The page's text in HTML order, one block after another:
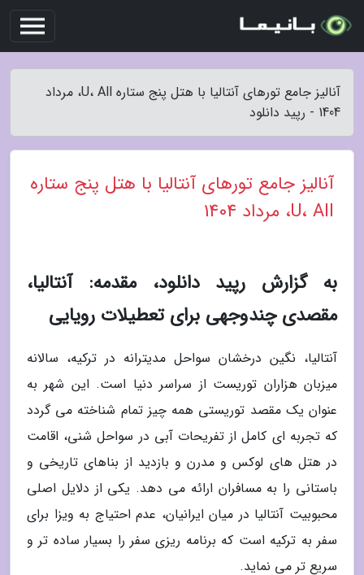
آنالیز جامع تورهای آنتالیا با هتل پنج ستاره U، All، مرداد
1404 - رپید دانلود
آنالیز جامع تورهای آنتالیا با هتل پنج ستاره
U، All، مرداد 1404
به گزارش رپید دانلود، مقدمه: آنتالیا،
مقصدی چندوجهی برای تعطیلات رویایی
آنتالیا، نگین درخشان سواحل مدیترانه در ترکیه، سالانه
میزبان هزاران توریست از سراسر دنیا است. این شهر به
عنوان یک مقصد توریستی همه چیز تمام شناخته می گردد
که تجربه ای کامل از تفریحات آبی در سواحل شنی، اقامت
در هتل های لوکس و مدرن و بازدید از بناهای تاریخی و
باستانی را به مسافران ارائه می دهد. یکی از دلایل اصلی
محبوبیت آنتالیا در میان ایرانیان، عدم احتیاج به ویزا برای
سفر به ترکیه است که برنامه ریزی سفر را بسیار ساده تر و
سریع تر می نماید.